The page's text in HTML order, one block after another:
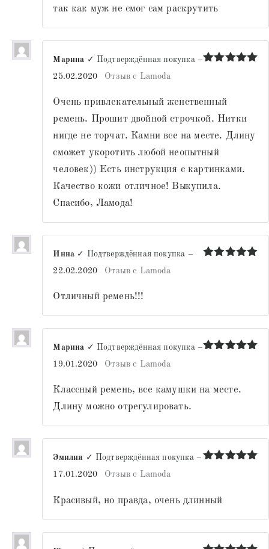
так как муж не смог сам раскрутить
Марина ✓ Подтверждённая покупка –
25.02.2020
Отзыв с Lamoda
Очень привлекательный женственный
ремень. Прошит двойной строчкой. Нитки
нигде не торчат. Камни все на месте. Длину
сможет укоротить любой неопытный
человек)) Есть инструкция с картинками.
Качество кожи отличное! Выкупила.
Спасибо, Ламода!
Инна ✓ Подтверждённая покупка –
22.02.2020
Отзыв с Lamoda
Отличный ремень!!!
Марина ✓ Подтверждённая покупка –
19.01.2020
Отзыв с Lamoda
Классный ремень, все камушки на месте.
Длину можно отрегулировать.
Эмилия ✓ Подтверждённая покупка –
17.01.2020
Отзыв с Lamoda
Красивый, но правда, очень длинный